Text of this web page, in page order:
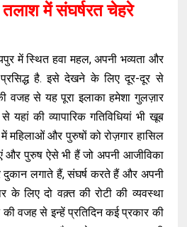
तलाश में संघर्षरत चेहरे
में स्थित हवा महल, अपनी भव्यता और
प्रसिद्ध है. इसे देखने के लिए दूर-दूर से
वजह से यह पूरा इलाका हमेशा गुलज़ार
यहां की व्यापारिक गतिविधियां भी खूब
महिलाओं और पुरुषों को रोज़गार हासिल
और पुरुष ऐसे भी हैं जो अपनी आजीविका
दुकान लगाते हैं, संघर्ष करते हैं और अपनी
के लिए दो वक़्त की रोटी की व्यवस्था
वजह से इन्हें प्रतिदिन कई प्रकार की